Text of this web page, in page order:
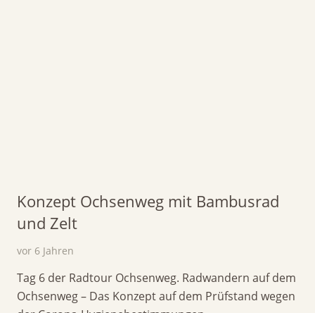
Konzept Ochsenweg mit Bambusrad
und Zelt
vor 6 Jahren
Tag 6 der Radtour Ochsenweg. Radwandern auf dem
Ochsenweg – Das Konzept auf dem Prüfstand wegen